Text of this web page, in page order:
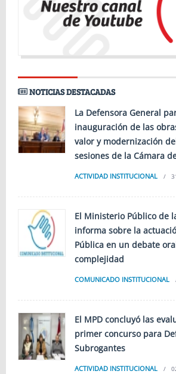
NOTICIAS DESTACADAS
La Defensora General
inauguración de las
valor y modernización
sesiones de la Cámara
ACTIVIDAD INSTITUCIONAL
El Ministerio Público de
informa sobre la
Pública en un debate
complejidad
COMUNICADO INSTITUCIONAL
El MPD concluyó las
primer concurso para
Subrogantes
ACTIVIDAD INSTITUCIONAL